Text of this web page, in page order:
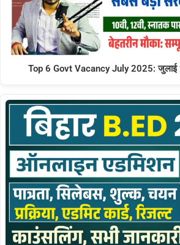
Top 6 Govt Vacancy July 2025: